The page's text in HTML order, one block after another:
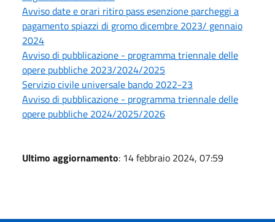
Avviso date e orari ritiro pass esenzione parcheggi a
pagamento spiazzi di gromo dicembre 2023/ gennaio
2024
Avviso di pubblicazione - programma triennale delle
opere pubbliche 2023/2024/2025
Servizio civile universale bando 2022-23
Avviso di pubblicazione - programma triennale delle
opere pubbliche 2024/2025/2026
Ultimo aggiornamento: 14 febbraio 2024, 07:59